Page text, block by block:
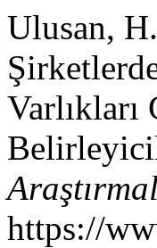
Ulusan,
Varlıkları
https://